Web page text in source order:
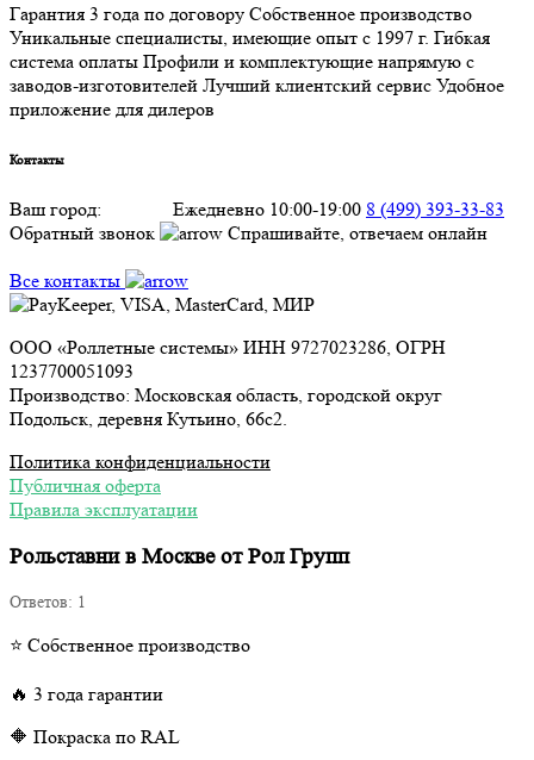
Гарантия 3 года по договору Собственное производство
Уникальные специалисты, имеющие опыт с 1997 г. Гибкая
система оплаты Профили и комплектующие напрямую с
заводов-изготовителей Лучший клиентский сервис Удобное
приложение для дилеров
Контакты
Ваш город: Ежедневно 10:00-19:00 8 (499) 393-33-83
Обратный звонок
Спрашивайте, отвечаем онлайн
Все контакты
ООО «Роллетные системы» ИНН 9727023286, ОГРН
1237700051093
Производство: Московская область, городской округ
Подольск, деревня Кутьино, 66с2.
Политика конфиденциальности
Публичная оферта
Правила эксплуатации
Рольставни в Москве от Рол Групп
Ответов: 1
⭐ Собственное производство
🔥 3 года гарантии
🔶 Покраска по RAL